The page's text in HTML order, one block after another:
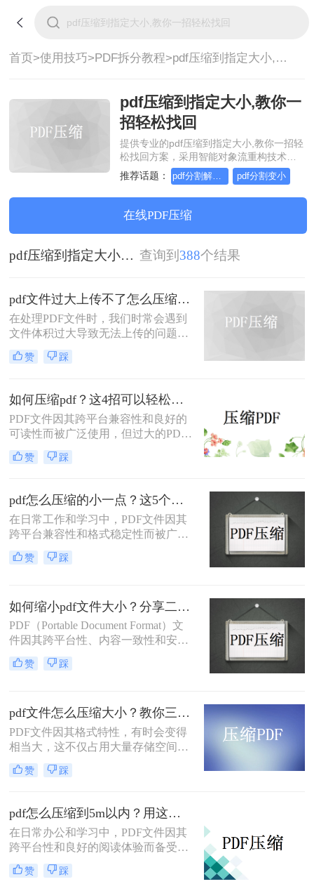
首页>使用技巧>PDF拆分教程> pdf压缩到指定大小,教你一招轻松找回
pdf压缩到指定大小,教你一
招轻松找回
提供专业的pdf压缩到指定大小,教你一招轻
松找回方案，采用智能对象流重构技术，
确保文档1:1高保真还原且排版不乱码。支
持一键批量处理，全链路 SSL 加密保障隐
私安全。助您快速实现pdf压缩到指定大小,
教你一招轻松找回，无需安装，高效办
公。
推荐话题： pdf分割解决方案 pdf分割变小
在线PDF压缩
pdf压缩到指定大小,教你一招轻松找回 查询到 388个结果
pdf文件过大上传不了怎么压缩变小？两种压缩方法帮你轻松解决！
在处理PDF文件时，我们时常会遇到
文件体积过大导致无法上传的问题。
那么pdf文件过大上传不了怎么压缩变
小呢？为了帮助大家解决这一困扰，
法。
赞 踩
如何压缩pdf？这4招可以轻松压缩！
PDF文件因其跨平台兼容性和良好的
可读性而被广泛使用，但过大的PDF
文件可能会给存储和传输带来不便。
那么如何压缩pdf呢？本文将介绍四种
赞 踩
pdf怎么压缩的小一点？这5个方法轻松搞定！
在日常工作和学习中，PDF文件因其
跨平台兼容性和格式稳定性而被广泛
使用。然而，有时候PDF文件的体积
过大，不仅占用大量存储空间，还会
有效的方法，帮助用户轻松压缩PDF
文件，提高工作效率。
赞 踩
如何缩小pdf文件大小？分享二种实用高效的压缩方法！
PDF（Portable Document Format）文
件因其跨平台性、内容一致性和安全
性而被广泛使用。然而，过大的PDF
文件可能会给传输和存储带来不便。
法。
赞 踩
pdf文件怎么压缩大小？教你三种实用压缩方法！
PDF文件因其格式特性，有时会变得
相当大，这不仅占用大量存储空间，
还可能影响传输速度。那么pdf文件怎
么压缩大小呢？本文将介绍三种有效
赞 踩
pdf怎么压缩到5m以内？用这二种压缩方法！
在日常办公和学习中，PDF文件因其
跨平台性和良好的阅读体验而备受欢
迎。然而，有时PDF文件过大，不仅
占用存储空间，还会影响传输速度。
赞 踩